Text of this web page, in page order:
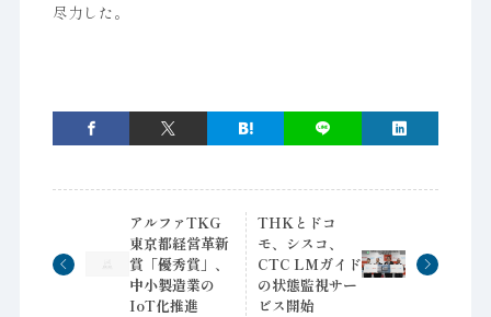
尽力した。
アルファTKG
東京都経営革新
賞「優秀賞」、
中小製造業の
IoT化推進
THKとドコ
モ、シスコ、
CTC LMガイド
の状態監視サー
ビス開始